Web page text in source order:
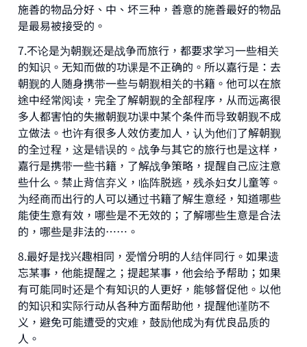
施善的物品分好、中、坏三种，善意的施善最好的物品
是最易被接受的。
7.不论是为朝觐还是战争而旅行，都要求学习一些相关
的知识。无知而做的功课是不正确的。所以嘉行是：去
朝觐的人随身携带一些与朝觐相关的书籍。他可以在旅
途中经常阅读，完全了解朝觐的全部程序，从而远离很
多人都害怕的失撇朝觐功课中某个条件而导致朝觐不成
立做法。也许有很多人效仿麦加人，认为他们了解朝觐
的全过程，这是错误的。战争与其它的旅行也是这样，
嘉行是携带一些书籍，了解战争策略，提醒自己应注意
些什么。禁止背信弃义，临阵脱逃，残杀妇女儿童等。
为经商而出行的人可以通过书籍了解生意经，知道哪些
能使生意有效，哪些是不无效的；了解哪些生意是合法
的，哪些是非法的……。
8.最好是找兴趣相同，爱憎分明的人结伴同行。如果遗
忘某事，他能提醒之；提起某事，他会给予帮助；如果
有可能同时还是个有知识的人更好，能够督促他。以他
的知识和实际行动从各种方面帮助他，提醒他谨防不
义，避免可能遭受的灾难，鼓励他成为有优良品质的
人。